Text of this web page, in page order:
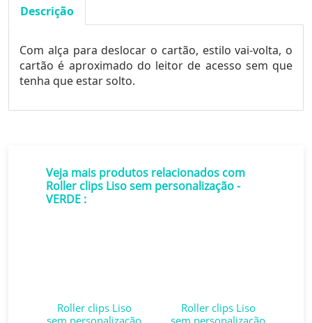
Descrição
Com alça para deslocar o cartão, estilo vai-volta, o
cartão é aproximado do leitor de acesso sem que
tenha que estar solto.
Veja mais produtos relacionados com
Roller clips Liso sem personalização -
VERDE :
Roller clips Liso
sem personalização
Roller clips Liso
sem personalização